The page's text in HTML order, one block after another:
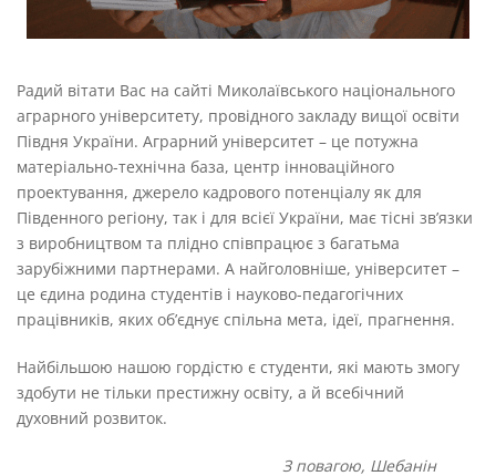
Радий вітати Вас на сайті Миколаївського національного
аграрного університету, провідного закладу вищої освіти
Півдня України. Аграрний університет – це потужна
матеріально-технічна база, центр інноваційного
проектування, джерело кадрового потенціалу як для
Південного регіону, так і для всієї України, має тісні зв’язки
з виробництвом та плідно співпрацює з багатьма
зарубіжними партнерами. А найголовніше, університет –
це єдина родина студентів і науково-педагогічних
працівників, яких об’єднує спільна мета, ідеї, прагнення.
Найбільшою нашою гордістю є студенти, які мають змогу
здобути не тільки престижну освіту, а й всебічний
духовний розвиток.
З повагою, Шебанін